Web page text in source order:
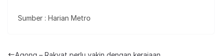
Sumber : Harian Metro